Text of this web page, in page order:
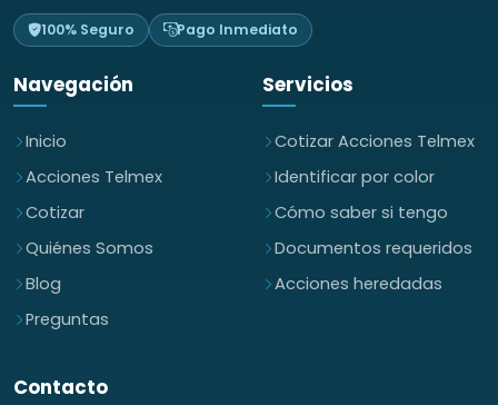
100% Seguro Pago Inmediato
Navegación
Inicio
Acciones Telmex
Cotizar
Quiénes Somos
Blog
Preguntas
Servicios
Cotizar Acciones Telmex
Identificar por color
Cómo saber si tengo
Documentos requeridos
Acciones heredadas
Contacto